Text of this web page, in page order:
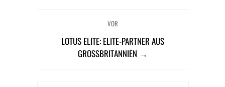
VOR
LOTUS ELITE: ELITE-PARTNER AUS
GROSSBRITANNIEN →